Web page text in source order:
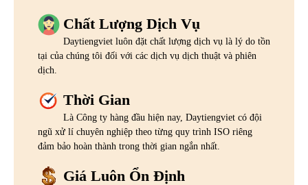
Chất Lượng Dịch Vụ
Daytiengviet luôn đặt chất lượng dịch vụ là lý do tồn
tại của chúng tôi đối với các dịch vụ dịch thuật và phiên
dịch.
Thời Gian
Là Công ty hàng đầu hiện nay, Daytiengviet có đội
ngũ xử lí chuyên nghiệp theo từng quy trình ISO riêng
đảm bảo hoàn thành trong thời gian ngắn nhất.
Giá Luôn Ổn Định